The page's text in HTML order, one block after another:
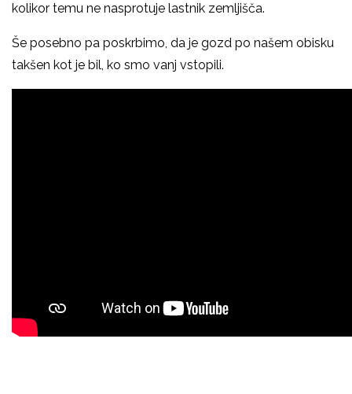
kolikor temu ne nasprotuje lastnik zemljišča.
Še posebno pa poskrbimo, da je gozd po našem obisku
takšen kot je bil, ko smo vanj vstopili.